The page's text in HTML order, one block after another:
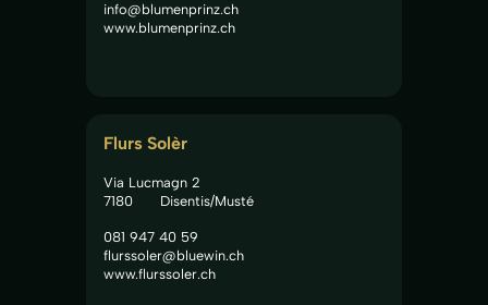
info@blumenprinz.ch
www.blumenprinz.ch
Flurs Solèr
Via Lucmagn 2
7180
Disentis/Musté
081 947 40 59
flurssoler@bluewin.ch
www.flurssoler.ch